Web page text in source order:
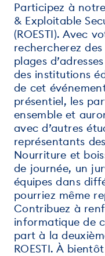
Participez à
& Exploitable
(ROESTI). Avec
rechercherez
plages
des institutions
de cet
présentiel, les
ensemble et
avec d’autres
représentants
Nourriture et
de journée, un
équipes dans
pourriez même
Contribuez à
informatique de
part à la
ROESTI. À